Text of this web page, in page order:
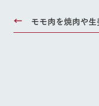
モモ肉を焼肉や